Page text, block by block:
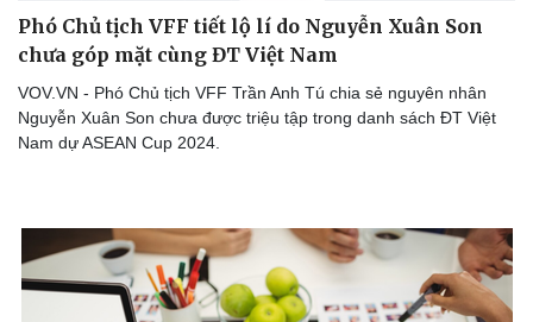
Phó Chủ tịch VFF tiết lộ lí do Nguyễn Xuân Son
chưa góp mặt cùng ĐT Việt Nam
VOV.VN - Phó Chủ tịch VFF Trần Anh Tú chia sẻ nguyên nhân
Nguyễn Xuân Son chưa được triệu tập trong danh sách ĐT Việt
Nam dự ASEAN Cup 2024.